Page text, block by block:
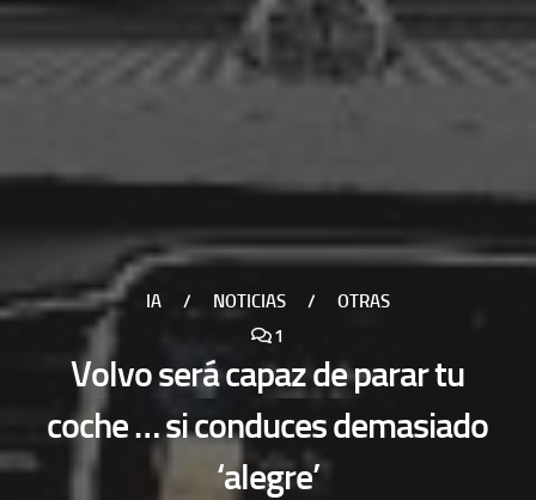
IA / NOTICIAS /
OTRAS
1
Volvo será capaz de parar tu
coche … si conduces demasiado
‘alegre’